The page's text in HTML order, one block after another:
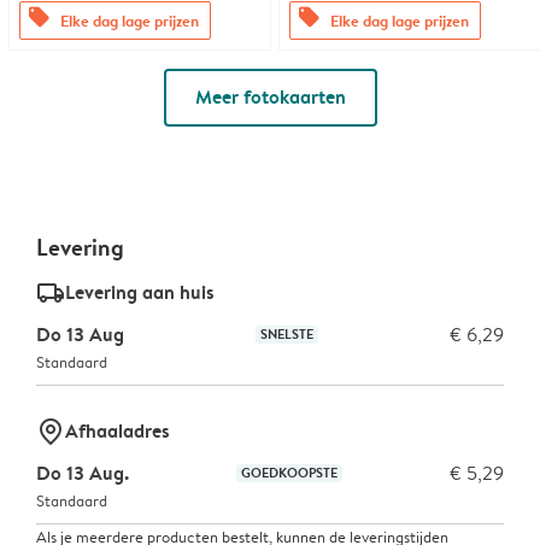
offers Elke dag lage prijzen offers Elke dag lage prijzen
Meer fotokaarten
Levering
delivery_standard_v2Levering aan huis
Do 13 Aug
SNELSTE € 6,29
Standaard
marker-pinAfhaaladres
Do 13 Aug.
GOEDKOOPSTE € 5,29
Standaard
Als je meerdere producten bestelt, kunnen de leveringstijden